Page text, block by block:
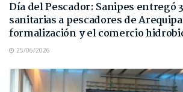
Día del Pescador: Sanipes entregó
sanitarias a pescadores de
formalización y el comercio
25/06/2026